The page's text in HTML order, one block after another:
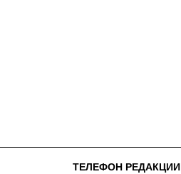
ТЕЛЕФОН РЕДАКЦИИ